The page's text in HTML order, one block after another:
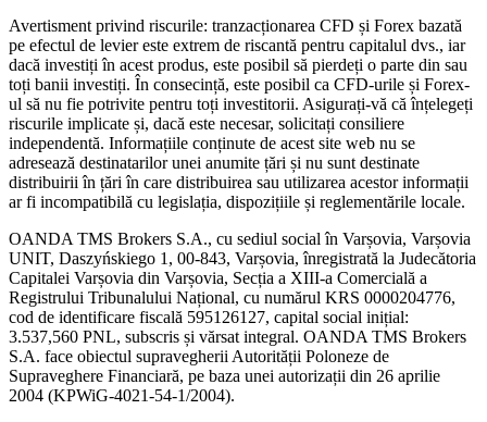
Avertisment privind riscurile: tranzacționarea CFD și Forex bazată
pe efectul de levier este extrem de riscantă pentru capitalul dvs., iar
dacă investiți în acest produs, este posibil să pierdeți o parte din sau
toți banii investiți. În consecință, este posibil ca CFD-urile și Forex-
ul să nu fie potrivite pentru toți investitorii. Asigurați-vă că înțelegeți
riscurile implicate și, dacă este necesar, solicitați consiliere
independentă. Informațiile conținute de acest site web nu se
adresează destinatarilor unei anumite țări și nu sunt destinate
distribuirii în țări în care distribuirea sau utilizarea acestor informații
ar fi incompatibilă cu legislația, dispozițiile și reglementările locale.
OANDA TMS Brokers S.A., cu sediul social în Varșovia, Varșovia
UNIT, Daszyńskiego 1, 00-843, Varșovia, înregistrată la Judecătoria
Capitalei Varșovia din Varșovia, Secția a XIII-a Comercială a
Registrului Tribunalului Național, cu numărul KRS 0000204776,
cod de identificare fiscală 595126127, capital social inițial:
3.537,560 PNL, subscris și vărsat integral. OANDA TMS Brokers
S.A. face obiectul supravegherii Autorității Poloneze de
Supraveghere Financiară, pe baza unei autorizații din 26 aprilie
2004 (KPWiG-4021-54-1/2004).